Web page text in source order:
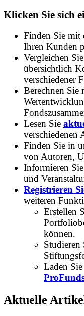
Klicken Sie sich
Finden Sie mit
Ihren Kunden
Vergleichen
übersichtlich
verschiedener
Berechnen Sie
Lesen Sie
verschiedenen
Finden Sie in
von Autoren,
Informieren
und
Registrieren
weiteren
Erstellen
können.
Studieren
Laden
ProFunds
Aktuelle